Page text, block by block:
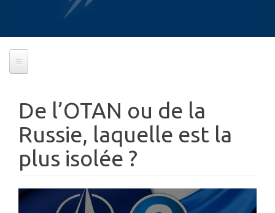
De l’OTAN ou de la
Russie, laquelle est la
plus isolée ?